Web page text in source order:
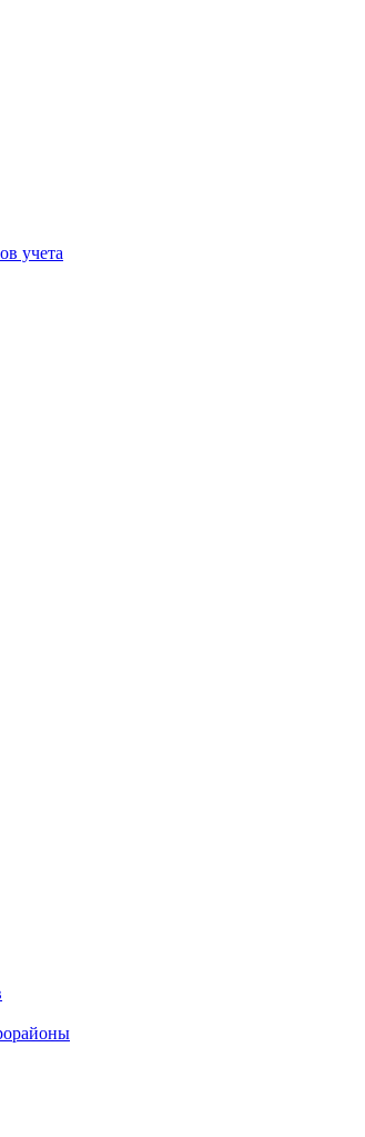
учета